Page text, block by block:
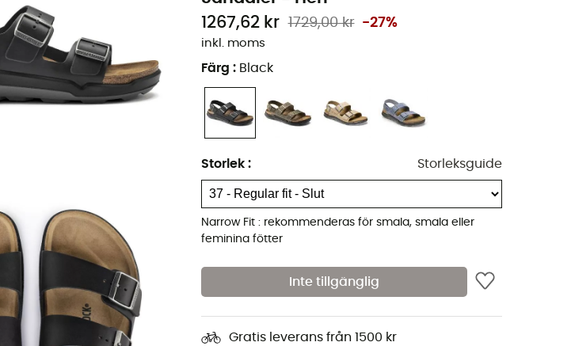
1267,62 kr 1729,00 kr -27%
inkl. moms
Färg : Black
Storlek : Storleksguide
Narrow Fit : rekommenderas för smala, smala eller
feminina fötter
Inte tillgänglig
Gratis leverans från 1500 kr